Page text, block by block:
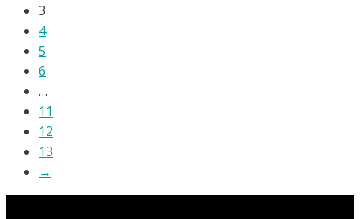
3
4
5
6
…
11
12
13
→